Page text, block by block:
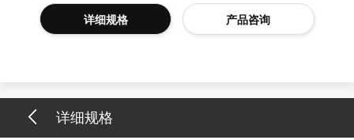
详细规格 产品咨询
详细规格